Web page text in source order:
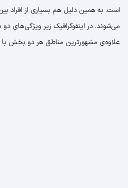
است. به همین دلیل هم بسیاری از افراد
می‌شوند. در اینفوگرافیک زیر ویژگی‌های
علاوه‌ی مشهورترین مناطق هر دو بخش با